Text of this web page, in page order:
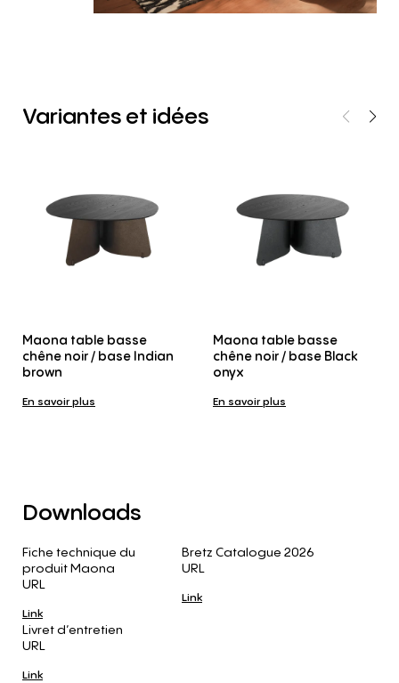
Varianteset idées
Maona table basse
chêne noir / base Indian
brown
En savoir plus
Maona table basse
chêne noir / base Black
onyx
En savoir plus
Downloads
Fiche technique du
produit Maona
URL
Link
Bretz Catalogue 2026
URL
Link
Livret d’entretien
URL
Link